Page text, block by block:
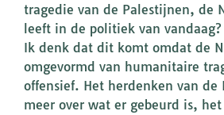
tragedie van de Palestijnen, de
leeft in de politiek van vandaag?
Ik denk dat dit komt omdat de
omgevormd van humanitaire
offensief. Het herdenken van de
meer over wat er gebeurd is,